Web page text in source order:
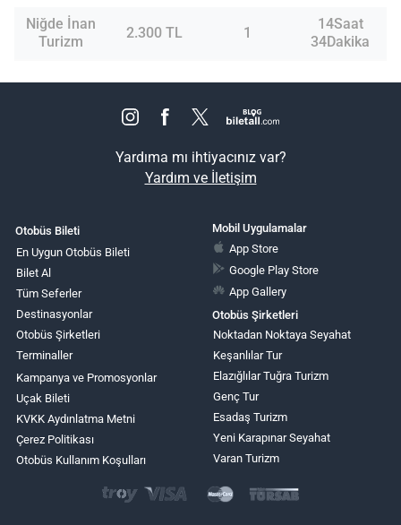
Niğde İnan
Turizm
2.300 TL 1
14Saat
34Dakika
Yardıma mı ihtiyacınız var?
Yardım ve İletişim
Otobüs Bileti
En Uygun Otobüs Bileti
Bilet Al
Tüm Seferler
Destinasyonlar
Otobüs Şirketleri
Terminaller
Kampanya ve Promosyonlar
Uçak Bileti
KVKK Aydınlatma Metni
Çerez Politikası
Otobüs Kullanım Koşulları
Mobil Uygulamalar
App Store
Google Play Store
App Gallery
Otobüs Şirketleri
Noktadan Noktaya Seyahat
Keşanlılar Tur
Elazığlılar Tuğra Turizm
Genç Tur
Esadaş Turizm
Yeni Karapınar Seyahat
Varan Turizm